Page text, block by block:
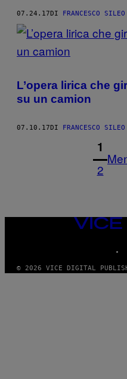
07.24.17DI FRANCESCO SILEO
L’opera lirica che
su un camion
07.10.17DI FRANCESCO SILEO
1
2
VICE
MEDIA
© 2026 VICE DIGITAL